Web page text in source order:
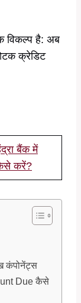
विकल्प है: अब
क्रेडिट
बैंक में
करें?
कंपोनेंट्स
Due कैसे